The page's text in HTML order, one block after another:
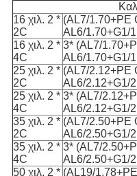
16 χιλ. 2 *
2C
(AL7/1.70+PE
AL6/1.70+G1/
16 χιλ. 2 *
4C
3* (AL7/
AL6/1.70+G1/
25 χιλ. 2 *
2C
(AL7/2.12+PE
AL6/2.12+G1/
25 χιλ. 2 *
4C
3* (AL7/
AL6/2.12+G1/
35 χιλ. 2 *
2C
(AL7/2.50+PE
AL6/2.50+G1/
35 χιλ. 2 *
4C
3* (AL7/
AL6/2.50+G1/
50 χιλ. 2 * (AL19/